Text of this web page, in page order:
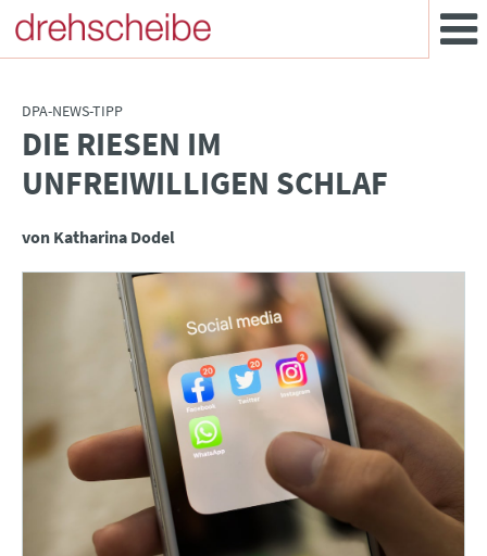
DPA-NEWS-TIPP
:DIE RIESEN IM
UNFREIWILLIGEN SCHLAF
von Katharina Dodel